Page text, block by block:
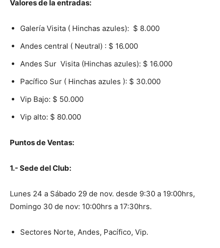
Valores de la entradas:
Galería Visita ( Hinchas azules): $ 8.000
Andes central ( Neutral) : $ 16.000
Andes Sur Visita (Hinchas azules): $ 16.000
Pacífico Sur ( Hinchas azules ): $ 30.000
Vip Bajo: $ 50.000
Vip alto: $ 80.000
Puntos de Ventas:
1.- Sede del Club:
Lunes 24 a Sábado 29 de nov. desde 9:30 a 19:00hrs,
Domingo 30 de nov: 10:00hrs a 17:30hrs.
Sectores Norte, Andes, Pacífico, Vip.